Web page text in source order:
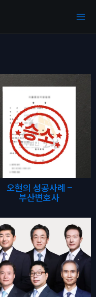
오현의 성공사례 –
부산변호사